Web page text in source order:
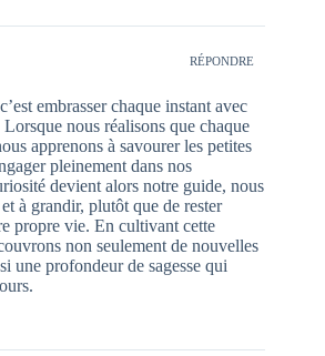
RÉPONDRE
embrasser chaque instant avec
nous réalisons que chaque
apprenons à savourer les petites
pleinement dans nos
devient alors notre guide, nous
à grandir, plutôt que de rester
propre vie. En cultivant cette
non seulement de nouvelles
une profondeur de sagesse qui